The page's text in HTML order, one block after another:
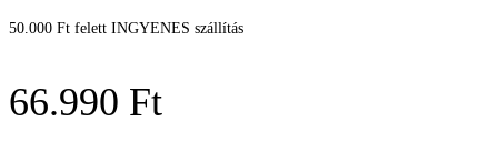
50.000 Ft felett INGYENES szállítás
66.990 Ft